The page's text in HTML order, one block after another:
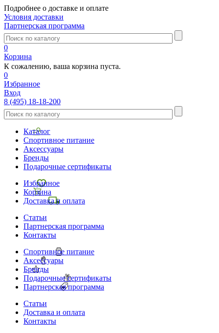
Подробнее о доставке и оплате
Условия доставки
Партнерская программа
0
Корзина
К сожалению, ваша корзина пуста.
0
Избранное
Вход
8 (495) 18-18-200
Каталог
Спортивное питание
Аксессуары
Бренды
Подарочные сертификаты
Избранное
Корзина
Доставка и оплата
Статьи
Партнерская программа
Контакты
Спортивное питание
Аксессуары
Бренды
Подарочные сертификаты
Партнерская программа
Статьи
Доставка и оплата
Контакты